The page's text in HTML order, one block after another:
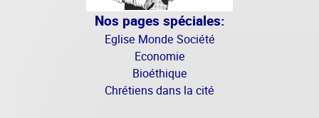
Nos pages spéciales:
Eglise Monde Société
Economie
Bioéthique
Chrétiens dans la cité